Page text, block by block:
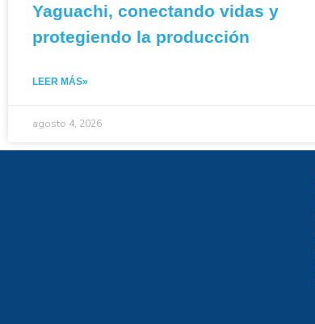
Yaguachi, conectando vidas y
protegiendo la producción
LEER MÁS»
agosto 4, 2026